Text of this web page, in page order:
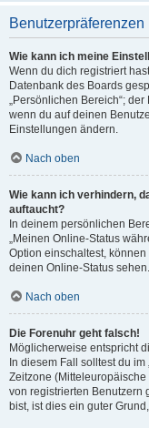
Wie kann ich meine
Wenn du dich registriert
Datenbank des Boards
„Persönlichen Bereich“;
wenn du auf deinen
Einstellungen ändern.
Nach oben
Wie kann ich verhindern,
auftaucht?
In deinem persönlichen
„Meinen Online-Status
Option einschaltest,
deinen Online-Status
Nach oben
Die Forenuhr geht falsch!
Möglicherweise entspricht
In diesem Fall solltest du
Zeitzone
von registrierten Benutzern
bist, ist dies ein guter